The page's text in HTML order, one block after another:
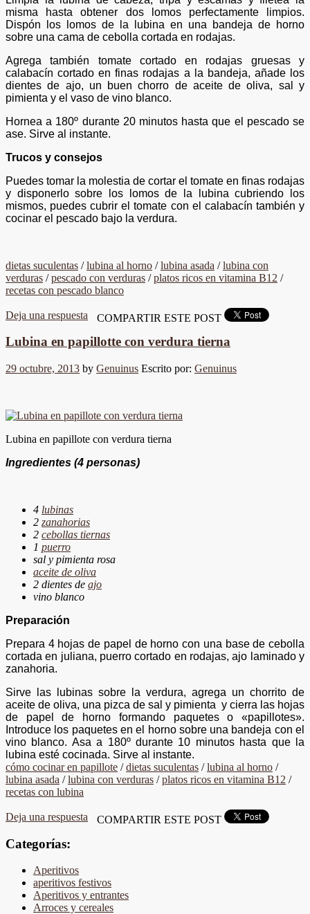
misma hasta obtener dos lomos perfectamente limpios.
Dispón los lomos de la lubina en una bandeja de horno
sobre una cama de cebolla cortada en rodajas.
Agrega también tomate cortado en rodajas gruesas y
calabacín cortado en finas rodajas a la bandeja, añade los
dientes de ajo, un buen chorro de aceite de oliva, sal y
pimienta y el vaso de vino blanco.
Hornea a 180º durante 20 minutos hasta que el pescado se
ase. Sirve al instante.
Trucos y consejos
Puedes tomar la molestia de cortar el tomate en finas rodajas
y disponerlo sobre los lomos de la lubina cubriendo los
mismos, puedes cubrir el tomate con el calabacín también y
cocinar el pescado bajo la verdura.
dietas suculentas /lubina al horno /lubina asada /lubina con
verduras /pescado con verduras /platos ricos en vitamina B12 /
recetas con pescado blanco
Deja una respuesta COMPARTIR ESTE POST
Lubina en papillotte con verdura tierna
29 octubre, 2013 by Genuinus Escrito por: Genuinus
Lubina en papillote con verdura tierna
Ingredientes (4 personas)
4 lubinas
2 zanahorias
2 cebollas tiernas
1 puerro
sal y pimienta rosa
aceite de oliva
2 dientes de ajo
vino blanco
Preparación
Prepara 4 hojas de papel de horno con una base de cebolla
cortada en juliana, puerro cortado en rodajas, ajo laminado y
zanahoria.
Sirve las lubinas sobre la verdura, agrega un chorrito de
aceite de oliva, una pizca de sal y pimienta y cierra las hojas
de papel de horno formando paquetes o «papillotes».
Introduce los paquetes en el horno sobre una bandeja con el
vino blanco. Asa a 180º durante 10 minutos hasta que la
lubina esté cocinada. Sirve al instante.
cómo cocinar en papillote /dietas suculentas /lubina al horno /
lubina asada /lubina con verduras /platos ricos en vitamina B12 /
recetas con lubina
Deja una respuesta COMPARTIR ESTE POST
Categorías:
Aperitivos
aperitivos festivos
Aperitivos y entrantes
Arroces y cereales